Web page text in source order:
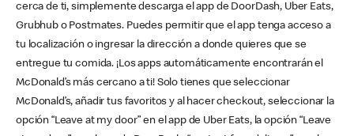
cerca de ti, simplemente descarga el app de DoorDash, Uber Eats,
Grubhub o Postmates. Puedes permitir que el app tenga acceso a
tu localización o ingresar la dirección a donde quieres que se
entregue tu comida. ¡Los apps automáticamente encontrarán el
McDonald’s más cercano a ti! Solo tienes que seleccionar
McDonald’s, añadir tus favoritos y al hacer checkout, seleccionar la
opción “Leave at my door” en el app de Uber Eats, la opción “Leave